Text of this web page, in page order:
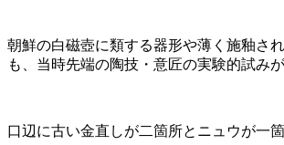
朝鮮の白磁壺に類する器形や薄く施釉さ
も、当時先端の陶技・意匠の実験的試み
口辺に古い金直しが二箇所とニュウが一